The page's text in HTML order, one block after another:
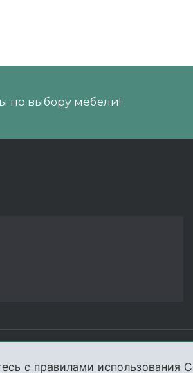
по выбору мебели!
с правилами использования